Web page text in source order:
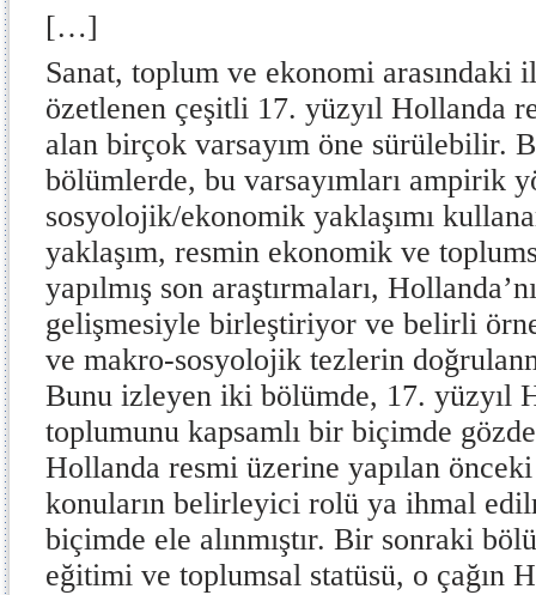
[…]
Sanat, toplum ve ekonomi arasındaki
özetlenen çeşitli 17. yüzyıl Hollanda
alan birçok varsayım öne sürülebilir.
bölümlerde, bu varsayımları ampirik
sosyolojik/ekonomik yaklaşımı
yaklaşım, resmin ekonomik ve
yapılmış son araştırmaları,
gelişmesiyle birleştiriyor ve belirli
ve makro-sosyolojik tezlerin
Bunu izleyen iki bölümde, 17. yüzyıl
toplumunu kapsamlı bir biçimde
Hollanda resmi üzerine yapılan
konuların belirleyici rolü ya ihmal
biçimde ele alınmıştır. Bir sonraki
eğitimi ve toplumsal statüsü, o çağın